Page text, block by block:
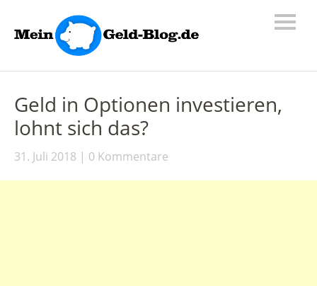
Geld in Optionen investieren,
lohnt sich das?
31. Juli 2018 0 Kommentare